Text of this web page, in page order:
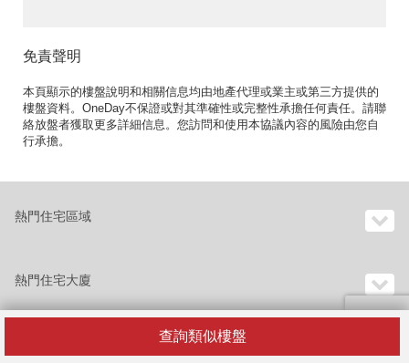
查詢類似樓盤
免責聲明
本頁顯示的樓盤說明和相關信息均由地產代理或業主或第三方提供的
樓盤資料。OneDay不保證或對其準確性或完整性承擔任何責任。請聯
絡放盤者獲取更多詳細信息。您訪問和使用本協議內容的風險由您自
行承擔。
熱門住宅區域
熱門住宅大廈